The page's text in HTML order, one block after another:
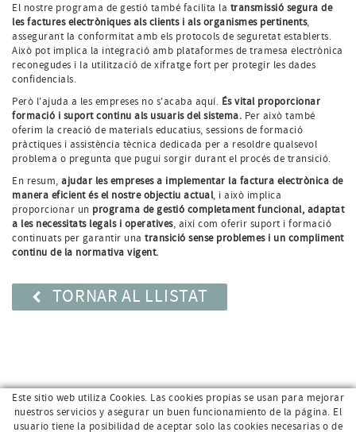
El nostre programa de gestió també facilita la transmissió segura de
les factures electròniques als clients i als organismes pertinents,
assegurant la conformitat amb els protocols de seguretat establerts.
Això pot implica la integració amb plataformes de tramesa electrònica
reconegudes i la utilització de xifratge fort per protegir les dades
confidencials.
Però l'ajuda a les empreses no s'acaba aquí. És vital proporcionar
formació i suport continu als usuaris del sistema. Per això també
oferim la creació de materials educatius, sessions de formació
pràctiques i assistència tècnica dedicada per a resoldre qualsevol
problema o pregunta que pugui sorgir durant el procés de transició.
En resum, ajudar les empreses a implementar la factura electrònica de
manera eficient és el nostre objectiu actual, i això implica
proporcionar un programa de gestió completament funcional, adaptat
a les necessitats legals i operatives, així com oferir suport i formació
continuats per garantir una transició sense problemes i un compliment
continu de la normativa vigent.
TORNAR AL LLISTAT
Este sitio web utiliza Cookies. Las cookies propias se usan para mejorar
nuestros servicios y asegurar un buen funcionamiento de la página. El
usuario tiene la posibilidad de aceptar solo las cookies necesarias o de